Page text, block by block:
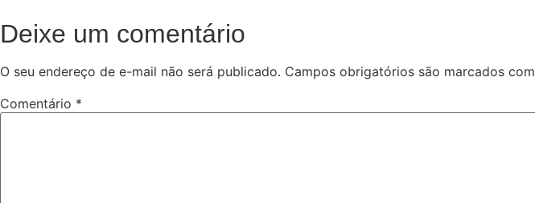
Deixe um comentário
O seu endereço de e-mail não será publicado. Campos obrigatórios são marcados com
Comentário *